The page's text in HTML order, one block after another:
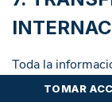
TOMAR
Toda la
transferirse,